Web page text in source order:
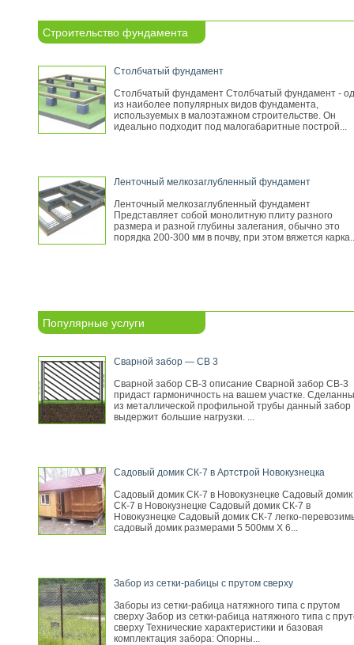
Строительство фундамента
Столбчатый фундамент
Столбчатый фундамент Столбчатый фундамент -
из наиболее популярных видов фундамента,
используемых в малоэтажном строительстве. Он
идеально подходит под малогабаритные построй...
Ленточный мелкозаглубленный фундамент
Ленточный мелкозаглубленный фундамент
Представляет собой монолитную плиту разного
размера и разной глубины залегания, обычно это
порядка 200-300 мм в почву, при этом вяжется
Популярные услуги
Сварной забор — СВ 3
Сварной забор СВ-3 описание Сварной забор СВ-3
придаст гармоничность на вашем участке.
из металлической профильной трубы данный забор
выдержит большие нагрузки. ...
Садовый домик СК-7 в Артстрой Новокузнецка
Садовый домик СК-7 в Новокузнецке Садовый домик
СК-7 в Новокузнецке Садовый домик СК-7 в
Новокузнецке Садовый домик СК-7 легко-
садовый домик размерами 5 500мм Х 6...
Забор из сетки-рабицы с прутом сверху
Заборы из сетки-рабица натяжного типа с прутом
сверху Забор из сетки-рабица натяжного типа с
сверху Технические характеристики и базовая
комплектация забора: Опорны...